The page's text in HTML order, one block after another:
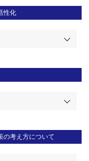
性化
の考え方について